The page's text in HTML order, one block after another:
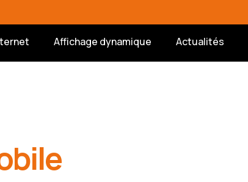
Affichage dynamique Actualités